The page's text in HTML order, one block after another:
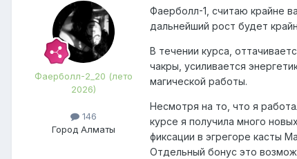
Фаерболл-2_20 (лето
2026)
146
Город Алматы
Фаерболл-1, считаю крайне
дальнейший рост будет
В течении курса,
чакры, усиливается
магической работы.
Несмотря на то, что я
курсе я получила много
фиксации в эгрегоре касты
Отдельный бонус это